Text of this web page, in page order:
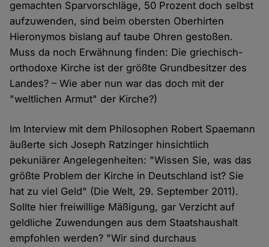
gemachten Sparvorschläge, 50 Prozent doch selbst
aufzuwenden, sind beim obersten Oberhirten
Hieronymos bislang auf taube Ohren gestoßen.
Muss da noch Erwähnung finden: Die griechisch-
orthodoxe Kirche ist der größte Grundbesitzer des
Landes? – Wie aber nun war das doch mit der
"weltlichen Armut" der Kirche?)
Im Interview mit dem Philosophen Robert Spaemann
äußerte sich Joseph Ratzinger hinsichtlich
pekuniärer Angelegenheiten: "Wissen Sie, was das
größte Problem der Kirche in Deutschland ist? Sie
hat zu viel Geld" (Die Welt, 29. September 2011).
Sollte hier freiwillige Mäßigung, gar Verzicht auf
geldliche Zuwendungen aus dem Staatshaushalt
empfohlen werden? "Wir sind durchaus